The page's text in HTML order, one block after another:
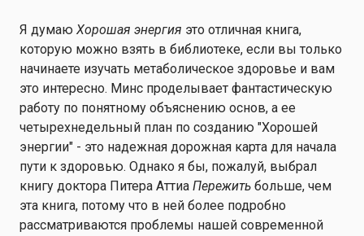
Я думаю Хорошая энергия это отличная книга,
которую можно взять в библиотеке, если вы только
начинаете изучать метаболическое здоровье и вам
это интересно. Минс проделывает фантастическую
работу по понятному объяснению основ, а ее
четырехнедельный план по созданию "Хорошей
энергии" - это надежная дорожная карта для начала
пути к здоровью. Однако я бы, пожалуй, выбрал
книгу доктора Питера Аттиа Пережить больше, чем
эта книга, потому что в ней более подробно
рассматриваются проблемы нашей современной